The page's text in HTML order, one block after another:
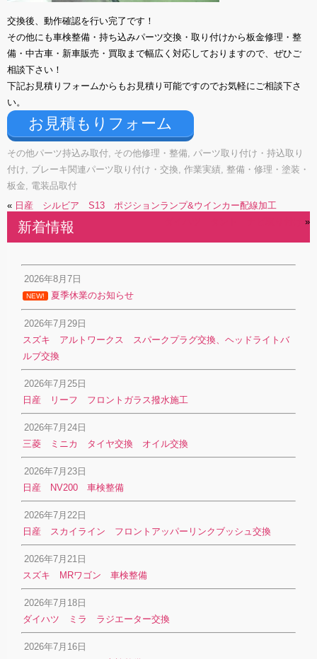
交換後、動作確認を行い完了です！
その他にも車検整備・持ち込みパーツ交換・取り付けから板金修理・整
備・中古車・新車販売・買取まで幅広く対応しておりますので、ぜひご
相談下さい！
下記お見積りフォームからもお見積り可能ですのでお気軽にご相談下さ
い。
お見積もりフォーム
その他パーツ持込み取付, その他修理・整備, パーツ取り付け・持込取り
付け, ブレーキ関連パーツ取り付け・交換, 作業実績, 整備・修理・塗装・
板金, 電装品取付
« 日産 シルビア S13 ポジションランプ&ウインカー配線加工
»
新着情報
2026年8月7日
NEW! 夏季休業のお知らせ
2026年7月29日
スズキ アルトワークス スパークプラグ交換、ヘッドライトバ
ルブ交換
2026年7月25日
日産 リーフ フロントガラス撥水施工
2026年7月24日
三菱 ミニカ タイヤ交換 オイル交換
2026年7月23日
日産 NV200 車検整備
2026年7月22日
日産 スカイライン フロントアッパーリンクブッシュ交換
2026年7月21日
スズキ MRワゴン 車検整備
2026年7月18日
ダイハツ ミラ ラジエーター交換
2026年7月16日